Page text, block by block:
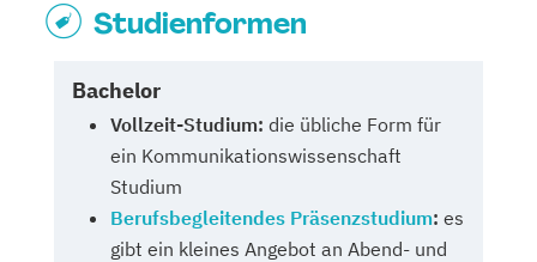
Studienformen
Bachelor
Vollzeit-Studium: die übliche Form für
ein Kommunikationswissenschaft
Studium
Berufsbegleitendes Präsenzstudium: es
gibt ein kleines Angebot an Abend- und